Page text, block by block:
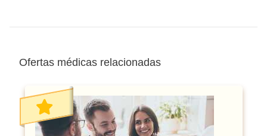
Ofertas médicas relacionadas